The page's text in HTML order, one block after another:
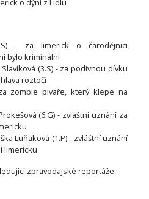
o dýni z Lidlu
- za limerick o čarodějnici
bylo kriminální
(3.S) - za podivnou dívku
roztočí
zombie pivaře, který klepe na
(6.G) - zvláštní uznání za
Luňáková (1.P) - zvláštní uznání
limericku
zpravodajské reportáže: